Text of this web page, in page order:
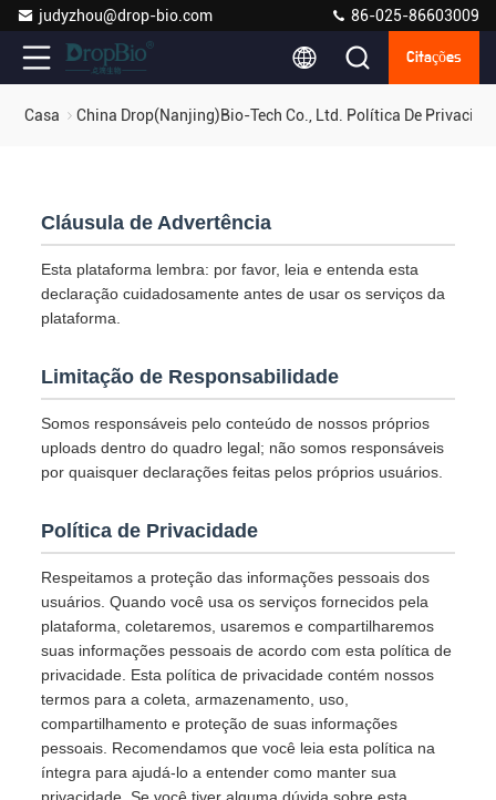
judyzhou@drop-bio.com 86-025-86603009
Citações
Casa China Drop(Nanjing)Bio-Tech Co., Ltd. Política De
Cláusula de Advertência
Esta plataforma lembra: por favor, leia e entenda esta
declaração cuidadosamente antes de usar os serviços da
plataforma.
Limitação de Responsabilidade
Somos responsáveis pelo conteúdo de nossos próprios
uploads dentro do quadro legal; não somos responsáveis
por quaisquer declarações feitas pelos próprios usuários.
Política de Privacidade
Respeitamos a proteção das informações pessoais dos
usuários. Quando você usa os serviços fornecidos pela
plataforma, coletaremos, usaremos e compartilharemos
suas informações pessoais de acordo com esta política de
privacidade. Esta política de privacidade contém nossos
termos para a coleta, armazenamento, uso,
compartilhamento e proteção de suas informações
pessoais. Recomendamos que você leia esta política na
íntegra para ajudá-lo a entender como manter sua